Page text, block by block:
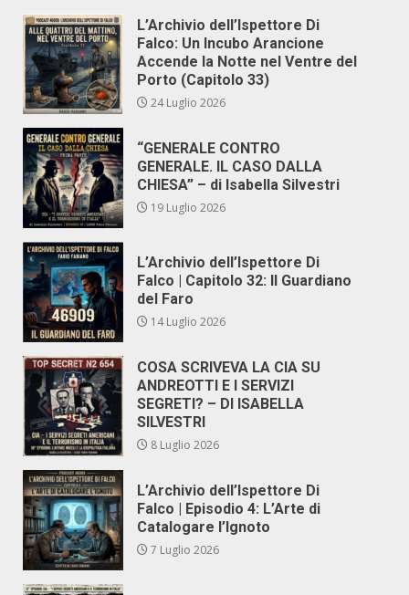
L’Archivio dell’Ispettore Di
Falco: Un Incubo Arancione
Accende la Notte nel Ventre del
Porto (Capitolo 33)
24 Luglio 2026
“GENERALE CONTRO
GENERALE. IL CASO DALLA
CHIESA” – di Isabella Silvestri
19 Luglio 2026
L’Archivio dell’Ispettore Di
Falco | Capitolo 32: Il Guardiano
del Faro
14 Luglio 2026
COSA SCRIVEVA LA CIA SU
ANDREOTTI E I SERVIZI
SEGRETI? – DI ISABELLA
SILVESTRI
8 Luglio 2026
L’Archivio dell’Ispettore Di
Falco | Episodio 4: L’Arte di
Catalogare l’Ignoto
7 Luglio 2026